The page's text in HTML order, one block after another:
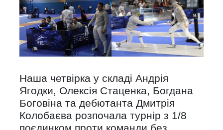
Наша четвірка у складі Андрія
Ягодки, Олексія Стаценка, Богдана
Боговіна та дебютанта Дмитрія
Колобаєва розпочала турнір з 1/8
поєдинком проти команди без